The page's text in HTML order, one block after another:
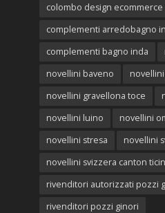
colombo design ecommerce
complementi arredobagno
complementi bagno inda
novellini baveno
novellini gravellona toce
novellini luino
novellini
novellini stresa
novellini
novellini svizzera canton
rivenditori autorizzati pozzi
rivenditori pozzi ginori